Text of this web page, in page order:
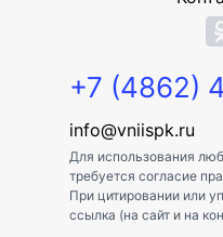
+7 (4862)
info@vniispk.ru
Для использования
требуется согласие
При цитировании или
ссылка (на сайт и на